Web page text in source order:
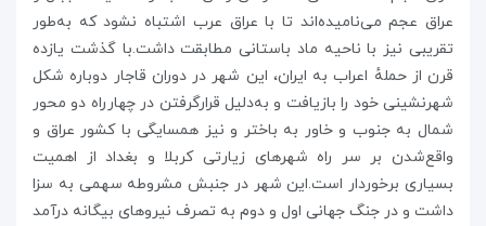
عراق عجم می‌نامیده‌اند تا با عراق عرب اشتباه نشود که به‌طور
تقریبی نیز با ناحیه ماد باستانی مطابقت داشت.با گذشت یازده
قرن از حملهٔ اعراب به ایران، این شهر در دوران قاجار دوباره شکل
شهرنشینی خود را بازیافت و به‌دلیل قرارگرفتن در چهارراه دو محور
شمال به جنوب و خاور به باختر و نیز همسایگی با کشور عراق و
واقع‌شدن بر سر راه شهرهای زیارتی کربلا و بغداد از اهمیت
بسیاری برخوردار است.این شهر در جنبش مشروطه سهمی به سزا
داشت و در جنگ جهانی اول و دوم به تصرف نیروهای بیگانه درآمد